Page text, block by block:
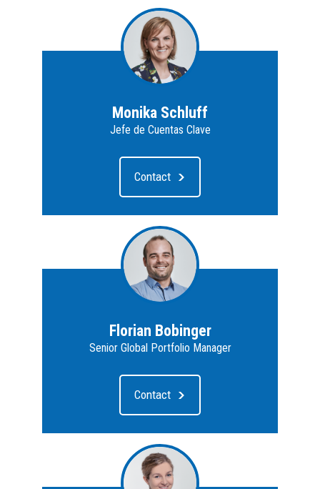
Monika Schluff
Jefe de Cuentas Clave
Contact
Florian Bobinger
Senior Global Portfolio Manager
Contact